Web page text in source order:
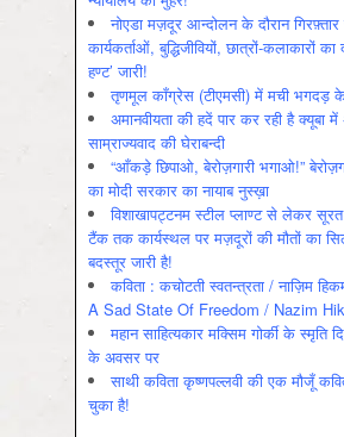
नोएडा मज़दूर आन्दोलन के दौरान गिरफ़्तार
कार्यकर्ताओं, बुद्धिजीवियों, छात्रों-कलाकारों
हण्ट’ जारी!
तृणमूल काँग्रेस (टीएमसी) में मची भगदड़
अमानवीयता की हदें पार कर रही है क्यूबा
साम्राज्यवाद की घेराबन्दी
“आँकड़े छिपाओ, बेरोज़गारी भगाओ!”
का मोदी सरकार का नायाब नुस्ख़ा
विशाखापट्टनम स्टील प्लाण्ट से लेकर
टैंक तक कार्यस्थल पर मज़दूरों की मौतों का
बदस्तूर जारी है!
कविता : कचोटती स्वतन्त्रता / नाज़िम
A Sad State Of Freedom / Nazim
महान साहित्यकार मक्सिम गोर्की के स्मृति
के अवसर पर
साथी कविता कृष्णपल्लवी की एक मौजूँ
चुका है!